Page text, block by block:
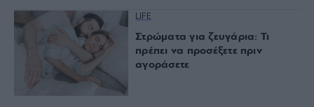
LIFE
Στρώματα για ζευγάρια: Τι
πρέπει να προσέξετε πριν
αγοράσετε